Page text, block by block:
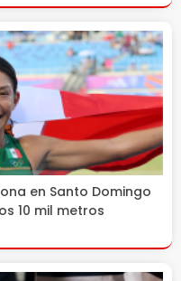
en Santo Domingo
10 mil metros